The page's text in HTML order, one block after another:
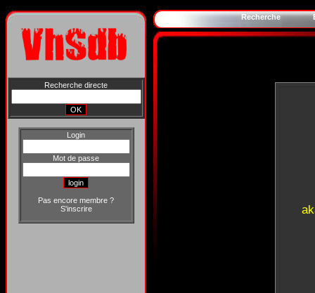
Recherche directe
Login
Mot de passe
Pas encore membre ?
S'inscrire
Recherche